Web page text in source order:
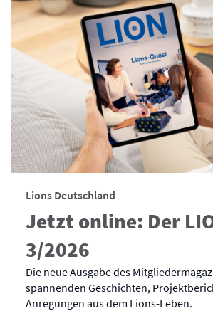
Lions Deutschland
Jetzt online: Der
3/2026
Die neue Ausgabe des
spannenden Geschichten,
Anregungen aus dem Lions-Leben.